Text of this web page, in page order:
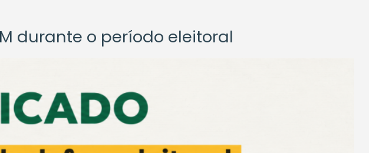
durante o período eleitoral